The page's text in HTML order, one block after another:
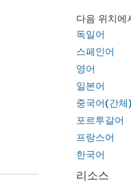
다음 위치에
독일어
스페인어
영어
일본어
중국어(간체)
포르투갈어
프랑스어
한국어
리소스